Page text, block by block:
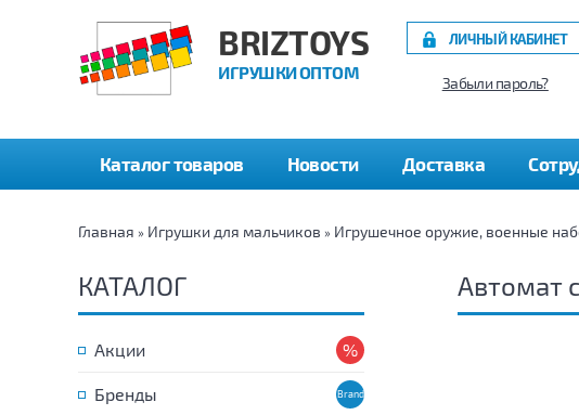
BRIZTOYS
ИГРУШКИ ОПТОМ
ЛИЧНЫЙ КАБИНЕТ
Забыли пароль?
Каталог товаров Новости Доставка
Главная » Игрушки для мальчиков » Игрушечное оружие, военные
КАТАЛОГ
Акции
Бренды
Автомат